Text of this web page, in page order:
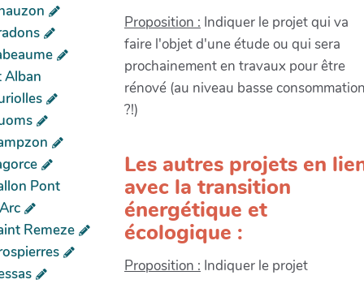
Alban
Pont
Remeze
Proposition : Indiquer le projet qui va
faire l'objet d'une étude ou qui sera
prochainement en travaux pour être
rénové (au niveau basse
?!)
Les autres projets en
avec la transition
énergétique et
écologique :
Proposition : Indiquer le projet